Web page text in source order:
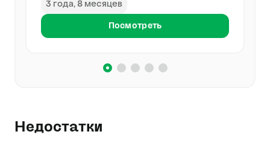
3 года, 8 месяцев
Посмотреть
Недостатки